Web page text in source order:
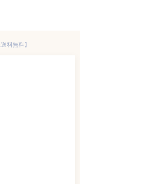
料無料】